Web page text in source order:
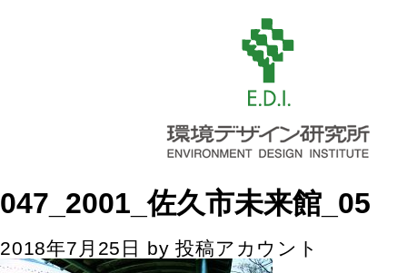
047_2001_佐久市未来館_05
2018年7月25日 by投稿アカウント